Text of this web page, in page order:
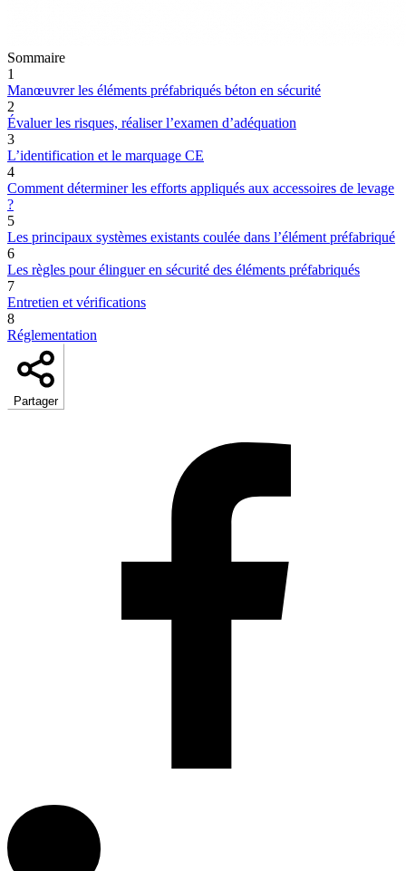
Sommaire
1
Manœuvrer les éléments préfabriqués béton en sécurité
2
Évaluer les risques, réaliser l’examen d’adéquation
3
L’identification et le marquage CE
4
Comment déterminer les efforts appliqués aux accessoires de levage
?
5
Les principaux systèmes existants coulée dans l’élément préfabriqué
6
Les règles pour élinguer en sécurité des éléments préfabriqués
7
Entretien et vérifications
8
Réglementation
Partager